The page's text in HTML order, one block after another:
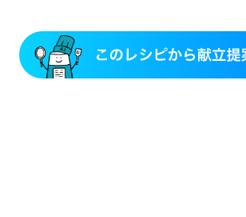
乾癬
フレイル（年齢に合わせた体作り）
貧血対策
ニキビ・肌荒れ 妊活中 更年期